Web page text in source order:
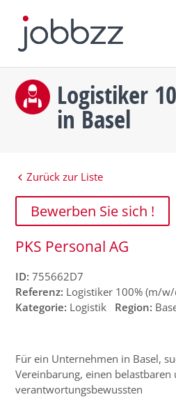
Logistiker
in Basel
Zurück zur Liste
Bewerben Sie sich !
PKS Personal AG
ID: 755662D7
Referenz: Logistiker 100% (m/w/
Kategorie: Logistik Region:
Für ein Unternehmen in Basel,
Vereinbarung, einen belastbaren
verantwortungsbewussten